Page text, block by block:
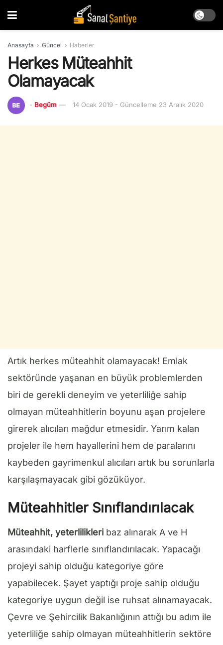
Anasayfa Güncel Haberler
Herkes Müteahhit
Olamayacak
- Begüm 14 Ocak 2019 - Güncelleme 23 Aralık 2020
Artık herkes müteahhit olamayacak! Emlak
sektöründe yaşanan en büyük problemlerden
biri de gerekli deneyim ve yeterliliğe sahip
olmayan müteahhitlerin boyunu aşan projelere
girerek alıcıları mağdur etmesidir. Yarım kalan
projeler ile hem hayallerini hem de paralarını
kaybeden gayrimenkul alıcıları artık bu sorunlarla
karşılaşmayacak gibi gözüküyor.
Müteahhitler Sınıflandırılacak
Müteahhit, yeterlilikleri baz alınarak A ve H
arasındaki harflerle sınıflandırılacak. Yapacağı
projeyi sahip olduğu kategoriye göre
yapabilecek. Şayet yaptığı proje sahip olduğu
kategoriye uygun değil ise ruhsat alınamayacak.
Çevre ve Şehircilik Bakanlığının attığı bu adım ile
yeterliliğe sahip olmayan müteahhitlerin sektöre